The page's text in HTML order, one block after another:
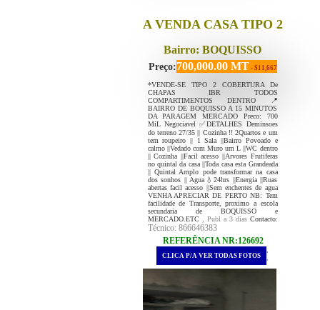
A VENDA CASA TIPO 2
Bairro: BOQUISSO
Preço:700,000.00 MT - $11,667
*VENDE-SE TIPO 2 COBERTURA De
CHAPAS IBR TODOS
COMPARTIMENTOS DENTRO 📍
BAIRRO DE BOQUISSO A 15 MINUTOS
DA PARAGEM MERCADO Preco: 700
MiL Negociavel ✅DETALHES Deminsoes
do terreno 27/35 || Cozinha !! 2Quartos e um
tem roupeiro || 1 Sala ||Bairro Povoado e
calmo ||Vedado com Muro um L ||WC dentro
|| Cozinha ||Facil acesso ||Arvores Frutiferas
no quintal da casa ||Toda casa esta Grandeada
|| Quintal Amplo pode transformar na casa
dos sonhos || Agua💧24hrs ||Energia ||Ruas
abertas facil acesso ||Sem enchentes de agua
VENHA APRECIAR DE PERTO NB: Tem
facilidade de Transporte, proximo a escola
secundaria de BOQUISSO e
MERCADO.ETC
, Publ a 3 diasContacto:
Técnico: 866646383
REFERÊNCIA NR:126692
.
CLICA P/A VER TODAS FOTOS .